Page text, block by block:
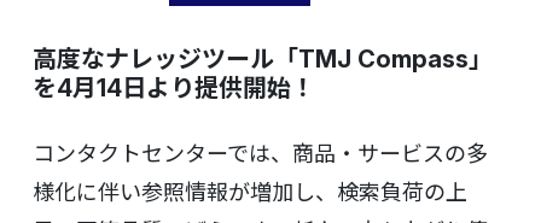
高度なナレッジツール「TMJ Compass」
を4月14日より提供開始！
コンタクトセンターでは、商品・サービスの多
様化に伴い参照情報が増加し、検索負荷の上